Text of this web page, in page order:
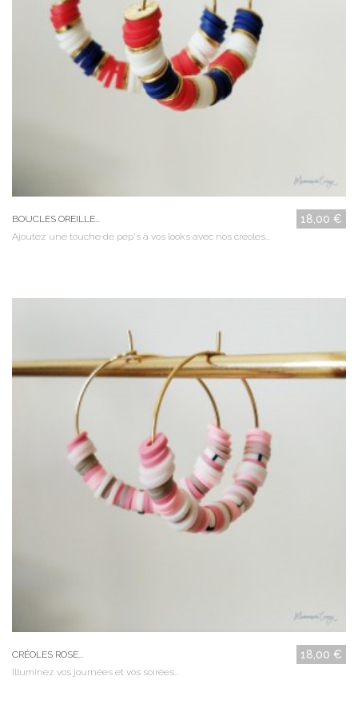
BOUCLES OREILLE... 18,00 €
Ajoutez une touche de pep's à vos looks avec nos créoles...
CRÉOLES ROSE... 18,00 €
Illuminez vos journées et vos soirées...